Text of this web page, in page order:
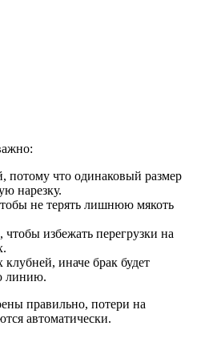
потому что одинаковый размер
нарезку.
не терять лишнюю мякоть
чтобы избежать перегрузки на
иначе брак будет
линию.
правильно, потери на
автоматически.